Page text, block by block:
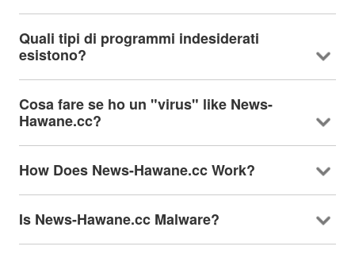
Quali tipi di programmi indesiderati
esistono?
Cosa fare se ho un "virus" like News-
Hawane.cc?
How Does News-Hawane.cc Work?
Is News-Hawane.cc Malware?